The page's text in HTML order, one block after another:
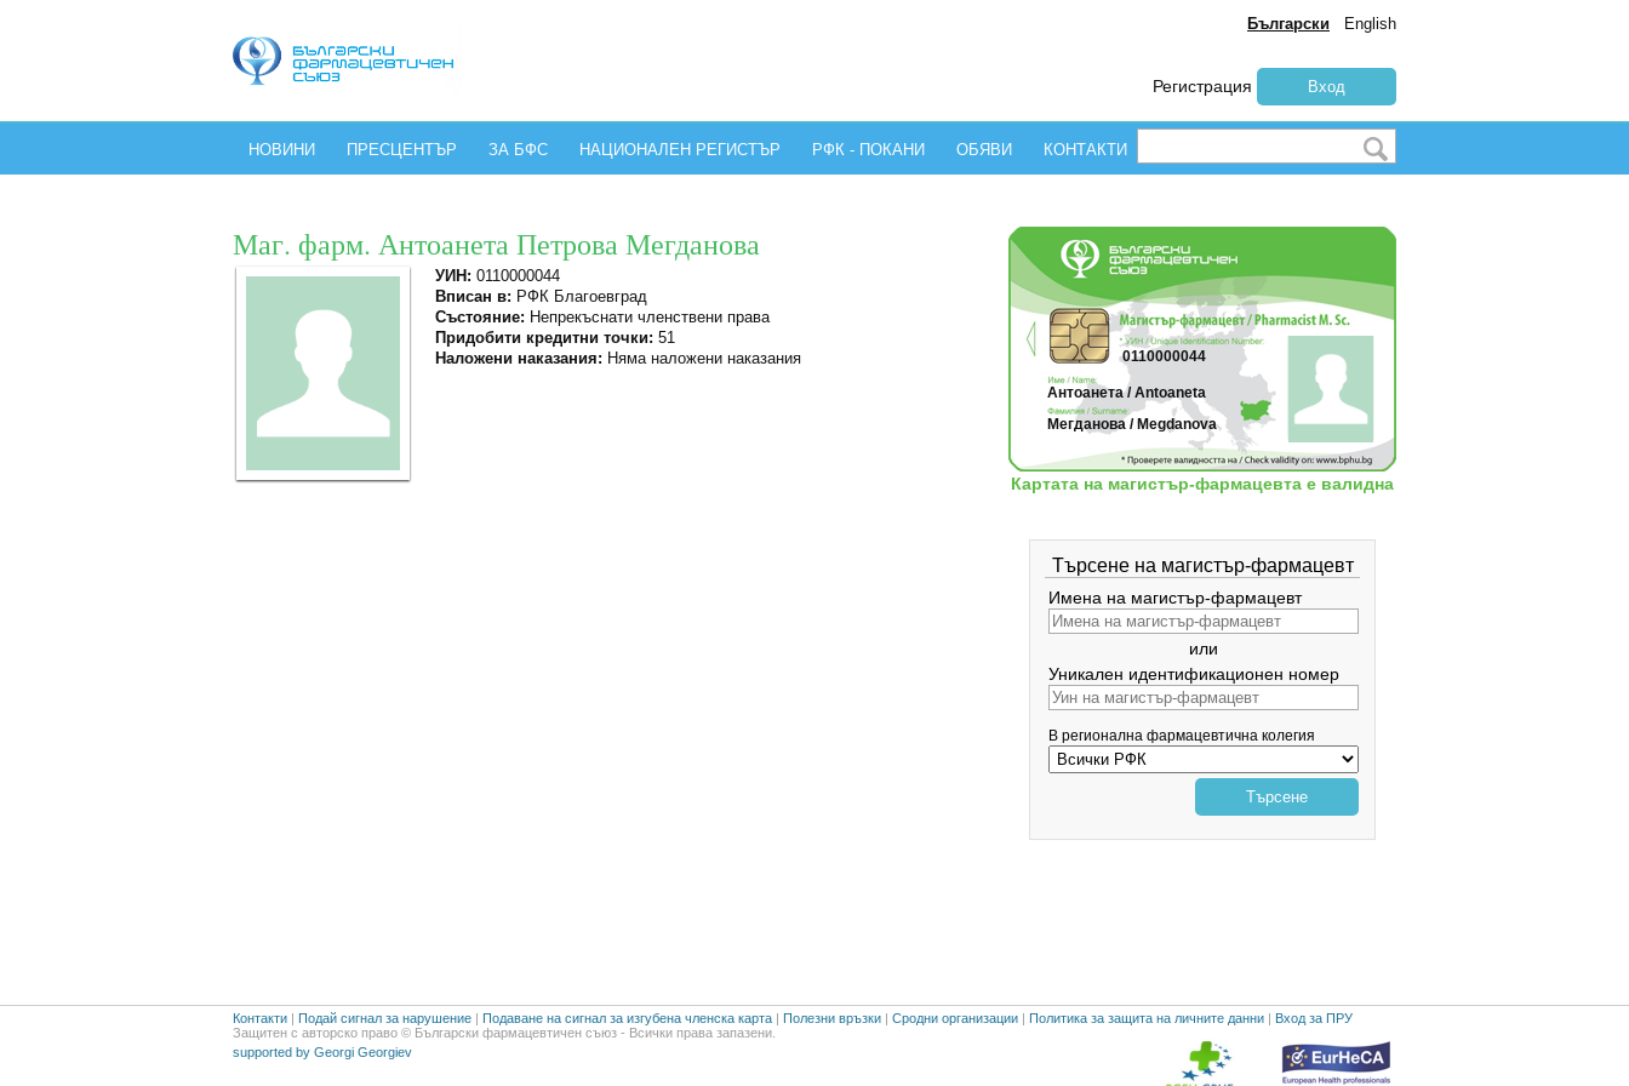
Български English
Регистрация Вход
НОВИНИ ПРЕСЦЕНТЪР ЗА БФС НАЦИОНАЛЕН РЕГИСТЪР РФК - ПОКАНИ ОБЯВИ КОНТАКТИ
Маг. фарм. Антоанета Петрова Мегданова
УИН: 0110000044
Вписан в: РФК Благоевград
Състояние: Непрекъснати членствени права
Придобити кредитни точки: 51
Наложени наказания: Няма наложени наказания 0110000044
Антоанета / Antoaneta
Мегданова / Megdanova
Картата на магистър-фармацевта е валидна
Търсене на магистър-фармацевт
Имена на магистър-фармацевт
или
Уникален идентификационен номер
В регионална фармацевтична колегия
Търсене
Контакти | Подай сигнал за нарушение | Подаване на сигнал за изгубена членска карта | Полезни връзки | Сродни организации | Политика за защита на личните данни | Вход за ПРУ
Защитен с авторско право © Български фармацевтичен съюз - Всички права запазени.
supported by Georgi Georgiev